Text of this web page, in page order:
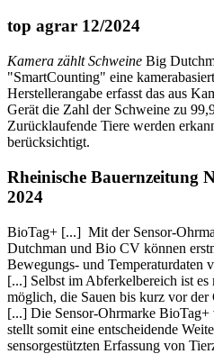
top agrar 12/2024
Kamera zählt Schweine Big
"SmartCounting" eine
Herstellerangabe erfasst das aus
Gerät die Zahl der Schweine zu
Zurücklaufende Tiere werden
berücksichtigt.
Rheinische Bauernzeitung
2024
BioTag+ [...] Mit der Sensor-
Dutchman und Bio CV können
Bewegungs- und Temperaturdaten
[...] Selbst im Abferkelbereich ist
möglich, die Sauen bis kurz vor
[...] Die Sensor-Ohrmarke
stellt somit eine entscheidende
sensorgestützten Erfassung von